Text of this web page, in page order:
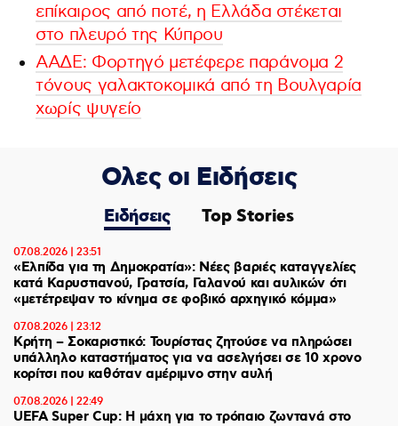
επίκαιρος από ποτέ, η Ελλάδα στέκεται
στο πλευρό της Κύπρου
ΑΑΔΕ: Φορτηγό μετέφερε παράνομα 2
τόνους γαλακτοκομικά από τη Βουλγαρία
χωρίς ψυγείο
Ολες οι Ειδήσεις
Ειδήσεις Top Stories
07.08.2026 | 23:51
«Ελπίδα για τη Δημοκρατία»: Νέες βαριές καταγγελίες
κατά Καρυστιανού, Γρατσία, Γαλανού και αυλικών ότι
«μετέτρεψαν το κίνημα σε φοβικό αρχηγικό κόμμα»
07.08.2026 | 23:12
Κρήτη – Σοκαριστικό: Τουρίστας ζητούσε να πληρώσει
υπάλληλο καταστήματος για να ασελγήσει σε 10 χρονο
κορίτσι που καθόταν αμέριμνο στην αυλή
07.08.2026 | 22:49
UEFA Super Cup: Η μάχη για το τρόπαιο ζωντανά στο